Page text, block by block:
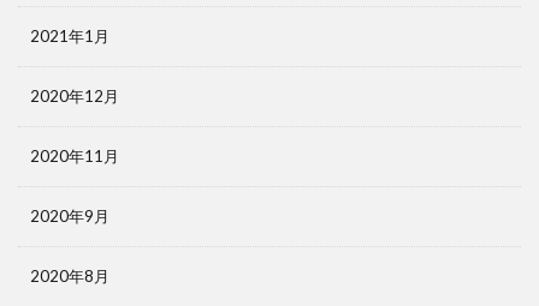
2021年1月
2020年12月
2020年11月
2020年9月
2020年8月